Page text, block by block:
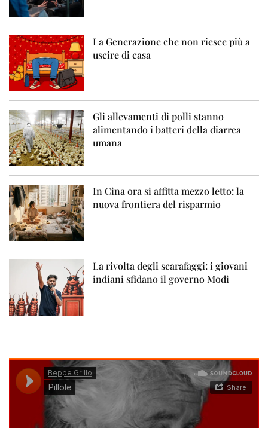
La Generazione che non riesce più a
uscire di casa
Gli allevamenti di polli stanno
alimentando i batteri della diarrea
umana
In Cina ora si affitta mezzo letto: la
nuova frontiera del risparmio
La rivolta degli scarafaggi: i giovani
indiani sfidano il governo Modi